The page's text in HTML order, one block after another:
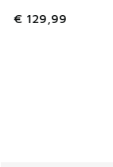
€ 129,99